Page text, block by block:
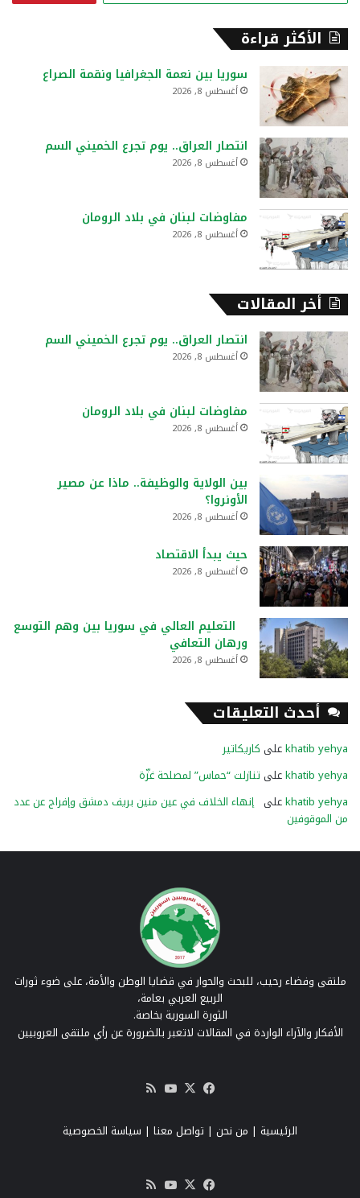
ن
الأكثر قراءة
سوريا بين نعمة الجغرافيا ونقمة الصراع
أغسطس 8, 2026
انتصار العراق.. يوم تجرع الخميني السم
أغسطس 8, 2026
مفاوضات لبنان في بلاد الرومان
أغسطس 8, 2026
أخر المقالات
انتصار العراق.. يوم تجرع الخميني السم
أغسطس 8, 2026
مفاوضات لبنان في بلاد الرومان
أغسطس 8, 2026
بين الولاية والوظيفة.. ماذا عن مصير
الأونروا؟
أغسطس 8, 2026
حيث يبدأ الاقتصاد
أغسطس 8, 2026
التعليم العالي في سوريا بين وهم التوسع
ورهان التعافي
أغسطس 8, 2026
أحدث التعليقات
khatib yehyaعلى كاريكاتير
khatib yehyaعلى تنازلت “حماس” لمصلحة غزّة
khatib yehyaعلى إنهاء الخلاف في عين منين بريف دمشق وإفراج عن عدد
من الموقوفين
ملتقى وفضاء رحيب، للبحث والحوار في قضايا الوطن والأمة، على ضوء ثورات
الربيع العربي بعامة،
الثورة السورية بخاصة.
الأفكار والآراء الواردة في المقالات لاتعبر بالضرورة عن رأي ملتقى العروبيين
فيسبوك
‫X
‫YouTube
RSS
الرئيسية | من نحن | تواصل معنا | سياسة الخصوصية
فيسبوك
‫X
‫YouTube